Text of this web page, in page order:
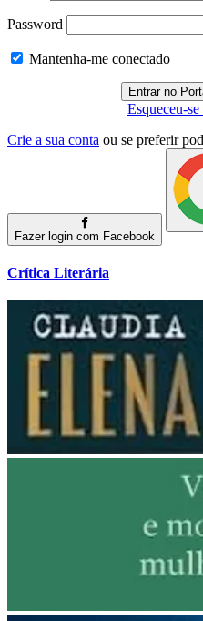
Password
Mantenha-me conectado
Esqueceu-
Crie a sua conta ou se preferir
Fazer login com Facebook
Crítica Literária